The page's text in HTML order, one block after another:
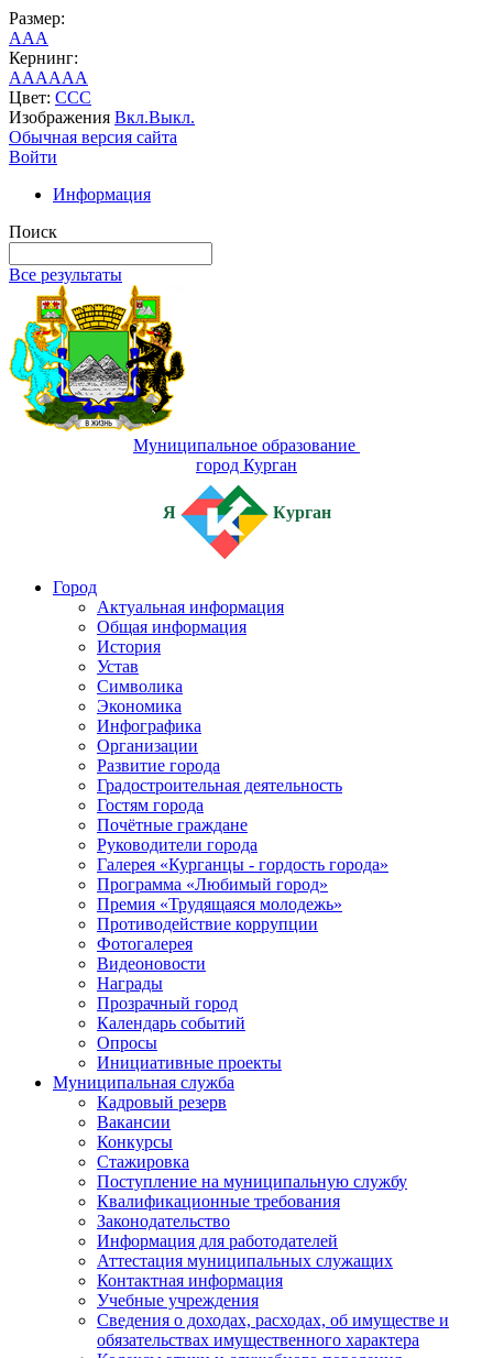
Размер:
AAA
Кернинг:
AAAAAA
Цвет: CCC
Изображения Вкл.Выкл.
Обычная версия сайта
Войти
Информация
Поиск
Все результаты
Муниципальное образование
город Курган
Я Курган
Город
Актуальная информация
Общая информация
История
Устав
Символика
Экономика
Инфографика
Организации
Развитие города
Градостроительная деятельность
Гостям города
Почётные граждане
Руководители города
Галерея «Курганцы - гордость города»
Программа «Любимый город»
Премия «Трудящаяся молодежь»
Противодействие коррупции
Фотогалерея
Видеоновости
Награды
Прозрачный город
Календарь событий
Опросы
Инициативные проекты
Муниципальная служба
Кадровый резерв
Вакансии
Конкурсы
Стажировка
Поступление на муниципальную службу
Квалификационные требования
Законодательство
Информация для работодателей
Аттестация муниципальных служащих
Контактная информация
Учебные учреждения
Сведения о доходах, расходах, об имуществе и
обязательствах имущественного характера